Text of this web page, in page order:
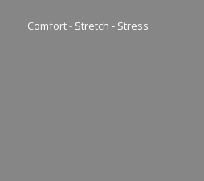
Comfort - Stretch - Stress